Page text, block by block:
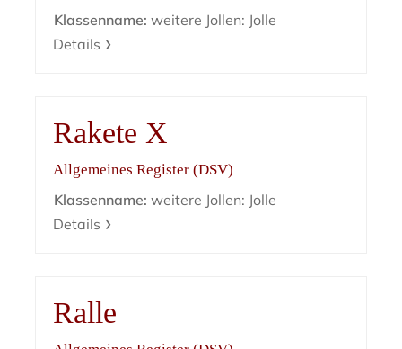
Klassenname: weitere Jollen: Jolle
Details
Rakete X
Allgemeines Register (DSV)
Klassenname: weitere Jollen: Jolle
Details
Ralle